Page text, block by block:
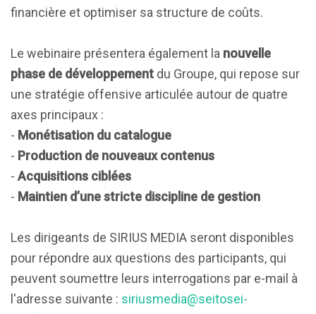
financière et optimiser sa structure de coûts.
Le webinaire présentera également la nouvelle
phase de développement du Groupe, qui repose sur
une stratégie offensive articulée autour de quatre
axes principaux :
- Monétisation du catalogue
- Production de nouveaux contenus
- Acquisitions ciblées
- Maintien d’une stricte discipline de gestion
Les dirigeants de SIRIUS MEDIA seront disponibles
pour répondre aux questions des participants, qui
peuvent soumettre leurs interrogations par e-mail à
l'adresse suivante : siriusmedia@seitosei-